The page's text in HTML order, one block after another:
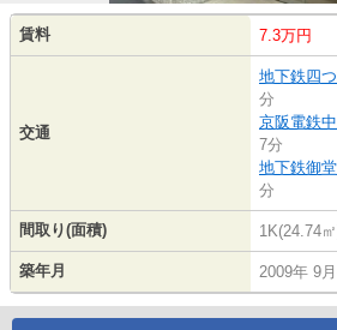
賃料 7.3万円
交通
地下鉄四
分
京阪電鉄
7分
地下鉄御
分
間取り(面積) 1K(24.74
築年月 2009年 9